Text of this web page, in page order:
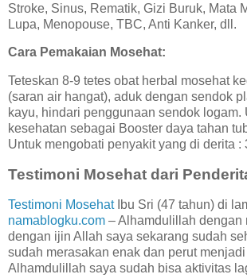
Stroke, Sinus, Rematik, Gizi Buruk, Mata
Lupa, Menopouse, TBC, Anti Kanker, dll.
Cara Pemakaian Mosehat:
Teteskan 8-9 tetes obat herbal mosehat
(saran air hangat), aduk dengan sendok
kayu, hindari penggunaan sendok logam.
kesehatan sebagai Booster daya tahan
Untuk mengobati penyakit yang di derita :
Testimoni Mosehat dari
Testimoni MosehatIbu Sri (47 tahun) di
namablogku.com – Alhamdulillah dengan
dengan ijin Allah saya sekarang sudah
sudah merasakan enak dan perut
Alhamdulillah saya sudah bisa aktivitas